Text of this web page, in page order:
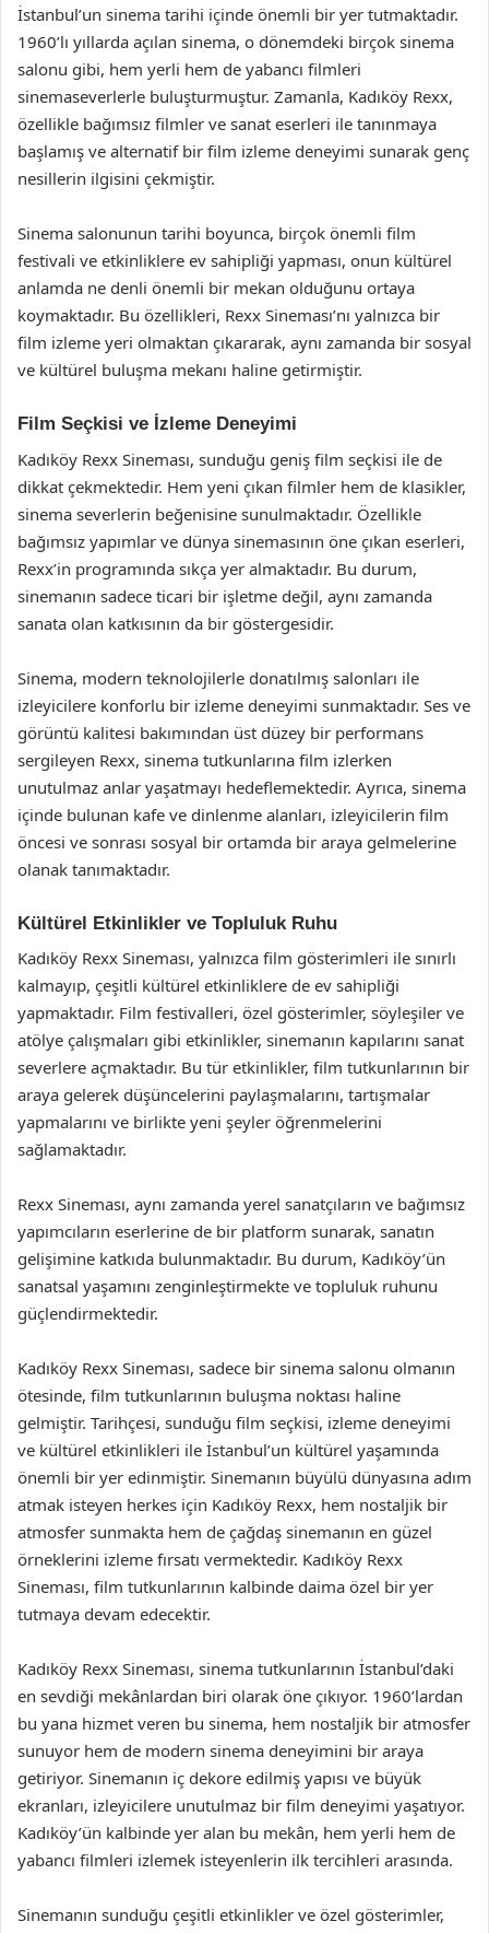
İstanbul’un sinema tarihi içinde önemli bir yer tutmaktadır.
1960’lı yıllarda açılan sinema, o dönemdeki birçok sinema
salonu gibi, hem yerli hem de yabancı filmleri
sinemaseverlerle buluşturmuştur. Zamanla, Kadıköy Rexx,
özellikle bağımsız filmler ve sanat eserleri ile tanınmaya
başlamış ve alternatif bir film izleme deneyimi sunarak genç
nesillerin ilgisini çekmiştir.
Sinema salonunun tarihi boyunca, birçok önemli film
festivali ve etkinliklere ev sahipliği yapması, onun kültürel
anlamda ne denli önemli bir mekan olduğunu ortaya
koymaktadır. Bu özellikleri, Rexx Sineması’nı yalnızca bir
film izleme yeri olmaktan çıkararak, aynı zamanda bir sosyal
ve kültürel buluşma mekanı haline getirmiştir.
Film Seçkisi ve İzleme Deneyimi
Kadıköy Rexx Sineması, sunduğu geniş film seçkisi ile de
dikkat çekmektedir. Hem yeni çıkan filmler hem de klasikler,
sinema severlerin beğenisine sunulmaktadır. Özellikle
bağımsız yapımlar ve dünya sinemasının öne çıkan eserleri,
Rexx’in programında sıkça yer almaktadır. Bu durum,
sinemanın sadece ticari bir işletme değil, aynı zamanda
sanata olan katkısının da bir göstergesidir.
Sinema, modern teknolojilerle donatılmış salonları ile
izleyicilere konforlu bir izleme deneyimi sunmaktadır. Ses ve
görüntü kalitesi bakımından üst düzey bir performans
sergileyen Rexx, sinema tutkunlarına film izlerken
unutulmaz anlar yaşatmayı hedeflemektedir. Ayrıca, sinema
içinde bulunan kafe ve dinlenme alanları, izleyicilerin film
öncesi ve sonrası sosyal bir ortamda bir araya gelmelerine
olanak tanımaktadır.
Kültürel Etkinlikler ve Topluluk Ruhu
Kadıköy Rexx Sineması, yalnızca film gösterimleri ile sınırlı
kalmayıp, çeşitli kültürel etkinliklere de ev sahipliği
yapmaktadır. Film festivalleri, özel gösterimler, söyleşiler ve
atölye çalışmaları gibi etkinlikler, sinemanın kapılarını sanat
severlere açmaktadır. Bu tür etkinlikler, film tutkunlarının bir
araya gelerek düşüncelerini paylaşmalarını, tartışmalar
yapmalarını ve birlikte yeni şeyler öğrenmelerini
sağlamaktadır.
Rexx Sineması, aynı zamanda yerel sanatçıların ve bağımsız
yapımcıların eserlerine de bir platform sunarak, sanatın
gelişimine katkıda bulunmaktadır. Bu durum, Kadıköy’ün
sanatsal yaşamını zenginleştirmekte ve topluluk ruhunu
güçlendirmektedir.
Kadıköy Rexx Sineması, sadece bir sinema salonu olmanın
ötesinde, film tutkunlarının buluşma noktası haline
gelmiştir. Tarihçesi, sunduğu film seçkisi, izleme deneyimi
ve kültürel etkinlikleri ile İstanbul’un kültürel yaşamında
önemli bir yer edinmiştir. Sinemanın büyülü dünyasına adım
atmak isteyen herkes için Kadıköy Rexx, hem nostaljik bir
atmosfer sunmakta hem de çağdaş sinemanın en güzel
örneklerini izleme fırsatı vermektedir. Kadıköy Rexx
Sineması, film tutkunlarının kalbinde daima özel bir yer
tutmaya devam edecektir.
Kadıköy Rexx Sineması, sinema tutkunlarının İstanbul’daki
en sevdiği mekânlardan biri olarak öne çıkıyor. 1960’lardan
bu yana hizmet veren bu sinema, hem nostaljik bir atmosfer
sunuyor hem de modern sinema deneyimini bir araya
getiriyor. Sinemanın iç dekore edilmiş yapısı ve büyük
ekranları, izleyicilere unutulmaz bir film deneyimi yaşatıyor.
Kadıköy’ün kalbinde yer alan bu mekân, hem yerli hem de
yabancı filmleri izlemek isteyenlerin ilk tercihleri arasında.
Sinemanın sunduğu çeşitli etkinlikler ve özel gösterimler,